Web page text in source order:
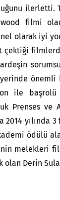
ilerletti.
filmi
olarak iyi
çektiği
önemli
ile başrolü
Prenses ve
2014 yılında
ödülü
melekleri
olan Derin